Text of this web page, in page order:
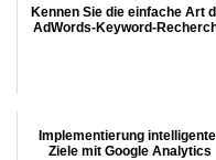
Kennen Sie die einfache Art
AdWords-Keyword-
Implementierung
Ziele mit Google Analytics